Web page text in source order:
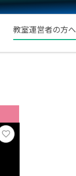
教室運営者の方へ